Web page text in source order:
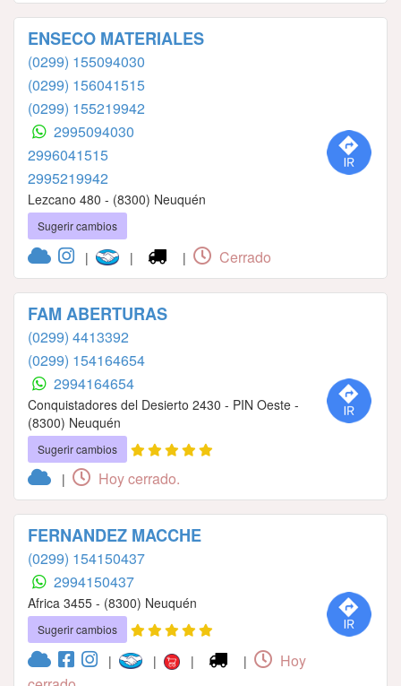
ENSECO MATERIALES
(0299) 155094030
(0299) 156041515
(0299) 155219942
2995094030
2996041515
2995219942
Lezcano 480 - (8300) Neuquén
Sugerir cambios
| | | Cerrado
FAM ABERTURAS
(0299) 4413392
(0299) 154164654
2994164654
Conquistadores del Desierto 2430 - PIN Oeste -
(8300) Neuquén
Sugerir cambios
| Hoy cerrado.
FERNANDEZ MACCHE
(0299) 154150437
2994150437
Africa 3455 - (8300) Neuquén
Sugerir cambios
| | | |
Hoy